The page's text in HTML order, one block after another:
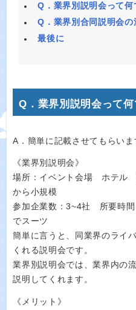
Q．業界別説明会って何
Q．業界別合同説明会
最後に
Q．業界別説明会って何
A．簡単に記載させてもらいま
《業界別説明会》
場所：イベント会場 ホテル
から小規模
参加企業数：3~4社 所要時
でスーツ
簡単に言うと、同業界のライ
くれる説明会です。
業界別説明会では、業界内の
説明してくれます。
《メリット》